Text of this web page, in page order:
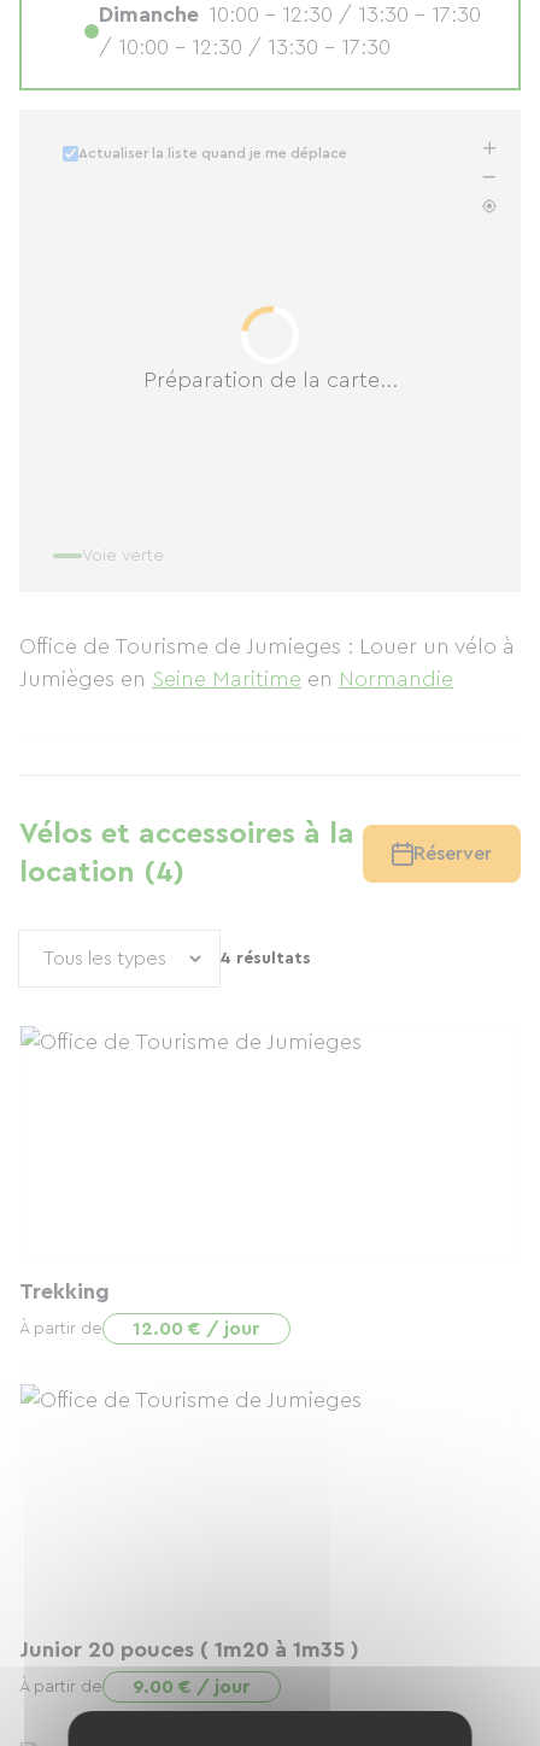
Préparation de la carte...
Actualiser la liste quand je me déplace
Voie verte
Office de Tourisme de Jumieges : Louer un vélo à
Jumièges en Seine Maritime en Normandie
Vélos et accessoires à la
location (4)
Réserver
4 résultats
Trekking
À partir de 12.00 € / jour
Junior 20 pouces ( 1m20 à 1m35 )
À partir de 9.00 € / jour
Dimanche 10:00 - 12:30 / 13:30 - 17:30
/ 10:00 - 12:30 / 13:30 - 17:30